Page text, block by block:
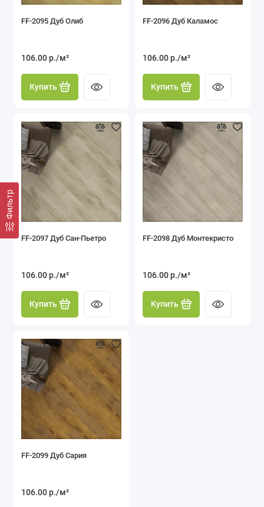
Фильтр
FF-2095 Дуб Олиб
106.00 р./м²
Купить
FF-2096 Дуб Каламос
106.00 р./м²
Купить
FF-2097 Дуб Сан-Пьетро
106.00 р./м²
Купить
FF-2098 Дуб Монтекристо
106.00 р./м²
Купить
FF-2099 Дуб Сария
106.00 р./м²